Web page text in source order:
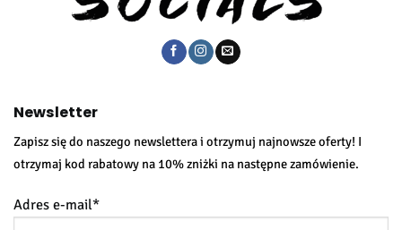
Newsletter
Zapisz się do naszego newslettera i otrzymuj najnowsze oferty! I
otrzymaj kod rabatowy na 10% zniżki na następne zamówienie.
Adres e-mail*